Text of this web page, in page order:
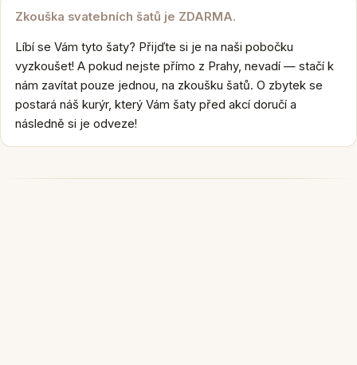
Zkouška svatebních šatů je ZDARMA.
Líbí se Vám tyto šaty? Přijďte si je na naši pobočku
vyzkoušet! A pokud nejste přímo z Prahy, nevadí — stačí k
nám zavítat pouze jednou, na zkoušku šatů. O zbytek se
postará náš kurýr, který Vám šaty před akcí doručí a
následně si je odveze!